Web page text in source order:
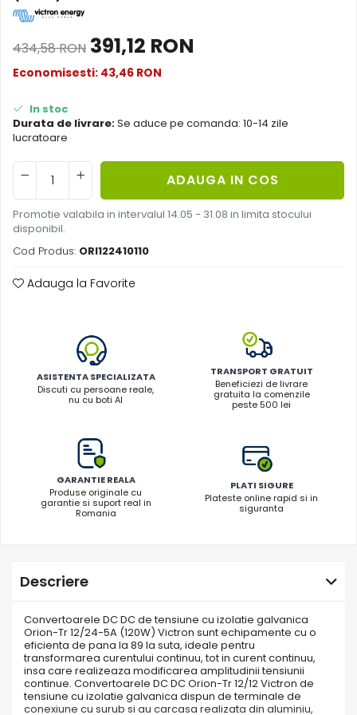
Acumulatori de stocare
Componente sisteme de balcon
434,58 RON 391,12 RON
Economisesti: 43,46 RON
In stoc
Durata de livrare:Se aduce pe comanda: 10-14 zile
lucratoare
ADAUGA IN COS
Promotie valabila in intervalul 14.05 - 31.08 in limita stocului
disponibil.
Cod Produs: ORI122410110
Adauga la Favorite
ASISTENTA SPECIALIZATA
Discuti cu persoane reale,
nu cu boti AI
TRANSPORT GRATUIT
Beneficiezi de livrare
gratuita la comenzile
peste 500 lei
GARANTIE REALA
Produse originale cu
garantie si suport real in
Romania
PLATI SIGURE
Plateste online rapid si in
siguranta
Descriere
Convertoarele DC DC de tensiune cu izolatie galvanica
Orion-Tr 12/24-5A (120W) Victron sunt echipamente cu o
eficienta de pana la 89 la suta, ideale pentru
transformarea curentului continuu, tot in curent continuu,
insa care realizeaza modificarea amplitudinii tensiunii
continue. Convertoarele DC DC Orion-Tr 12/12 Victron de
tensiune cu izolatie galvanica dispun de terminale de
conexiune cu surub si au carcasa realizata din aluminiu,